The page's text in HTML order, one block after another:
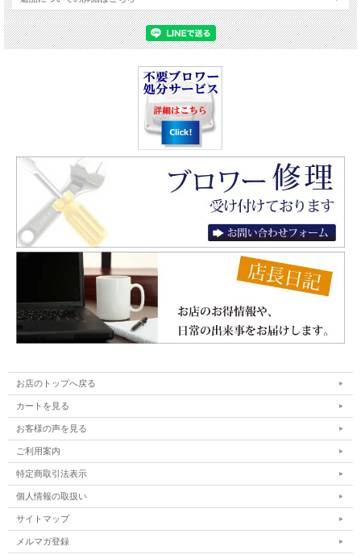
お店のトップへ戻る
カートを見る
お客様の声を見る
ご利用案内
特定商取引法表示
個人情報の取扱い
サイトマップ
メルマガ登録